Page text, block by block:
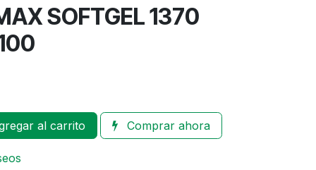
SOFTGEL 1370
al carrito Comprar ahora